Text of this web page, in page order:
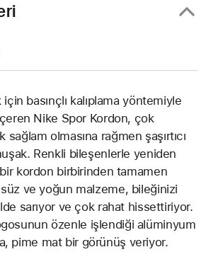
basınçlı kalıplama yöntemiyle
Nike Spor Kordon, çok
sağlam olmasına rağmen şaşırtıcı
Renkli bileşenlerle yeniden
kordon birbirinden tamamen
ve yoğun malzeme, bileğinizi
sarıyor ve çok rahat hissettiriyor.
özenle işlendiği alüminyum
pime mat bir görünüş veriyor.